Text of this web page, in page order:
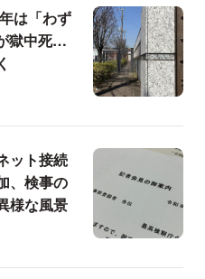
は「わず
獄中死…
ット接続
、検事の
様な風景